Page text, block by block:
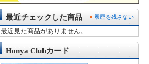
履歴を残さない
最近チェックした商品
最近見た商品がありません。
Honya Clubカード